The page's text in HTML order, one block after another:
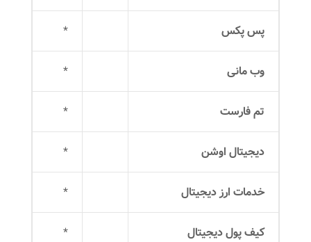
پس پکس *
وب مانی *
تم فارست *
دیجیتال اوشن *
خدمات ارز دیجیتال *
کیف پول دیجیتال *